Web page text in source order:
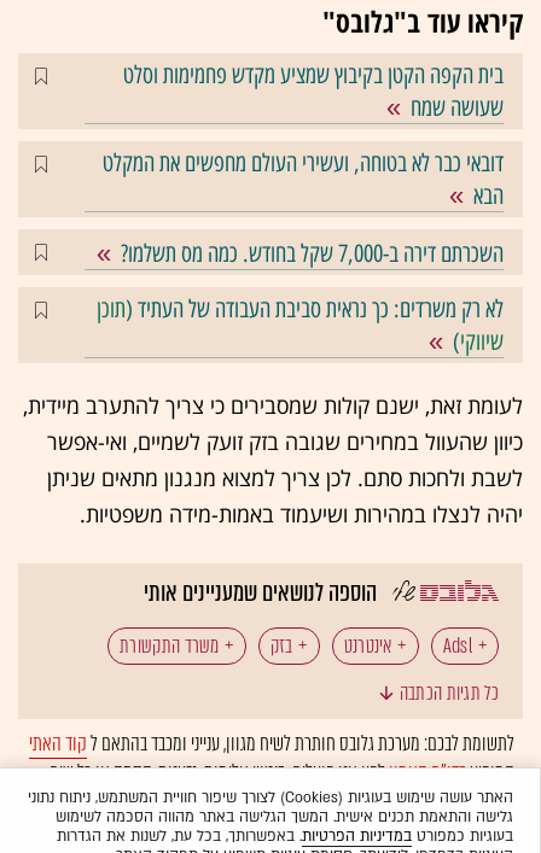
קיראו עוד ב"גלובס"
בית הקפה הקטן בקיבוץ שמציע מקדש פחמימות וסלט
שעושה שמח
דובאי כבר לא בטוחה, ועשירי העולם מחפשים את המקלט
הבא
השכרתם דירה ב-7,000 שקל בחודש. כמה מס תשלמו?
לא רק משרדים: כך נראית סביבת העבודה של העתיד (תוכן
שיווקי)
לעומת זאת, ישנם קולות שמסבירים כי צריך להתערב מיידית,
כיוון שהעוול במחירים שגובה בזק זועק לשמיים, ואי-אפשר
לשבת ולחכות סתם. לכן צריך למצוא מנגנון מתאים שניתן
יהיה לנצלו במהירות ושיעמוד באמות-מידה משפטיות.
הוספה לנושאים שמעניינים אותי
Adsl אינטרנט בזק משרד התקשורת
ספקיות אינטרנט
כל תגיות הכתבה
לתשומת לבכם: מערכת גלובס חותרת לשיח מגוון, ענייני ומכבד בהתאם לקוד האתי
המופיעבדו"ח האמוןלפיו אנו פועלים. ביטויי אלימות, גזענות, הסתה או כל שיח
בלתי הולם אחר מסוננים בצורהאוטומטיתולא יפורסמו באתר.
האתר עושה שימוש בעוגיות (Cookies) לצורך שיפור חוויית המשתמש, ניתוח נתוני
גלישה והתאמת תכנים אישית. המשך הגלישה באתר מהווה הסכמה לשימוש
בעוגיות כמפורטבמדיניות הפרטיות. באפשרותך, בכל עת, לשנות את הגדרות